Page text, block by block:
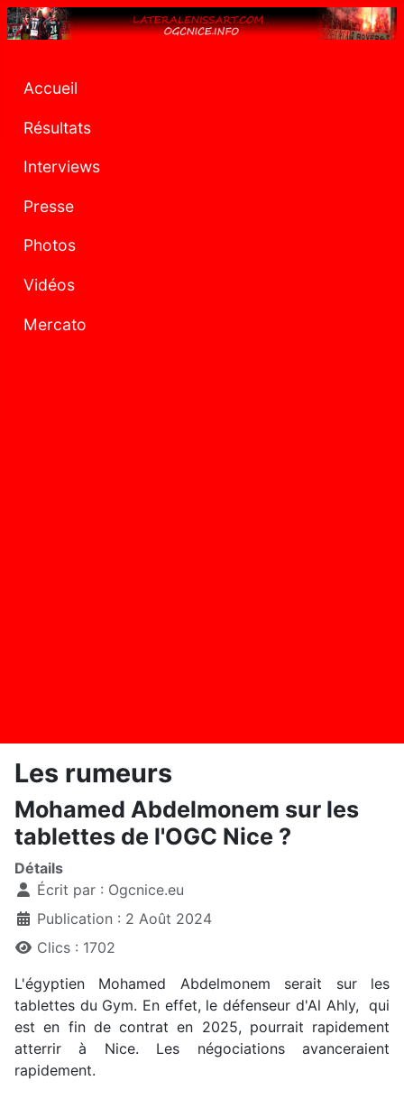
Accueil
Résultats
Interviews
Presse
Photos
Vidéos
Mercato
Les rumeurs
Mohamed Abdelmonem sur les
tablettes de l'OGC Nice ?
Détails
Écrit par : Ogcnice.eu
Publication : 2 Août 2024
Clics : 1702
L'égyptien Mohamed Abdelmonem serait sur les
tablettes du Gym. En effet, le défenseur d'Al Ahly, qui
est en fin de contrat en 2025, pourrait rapidement
atterrir à Nice. Les négociations avanceraient
rapidement.